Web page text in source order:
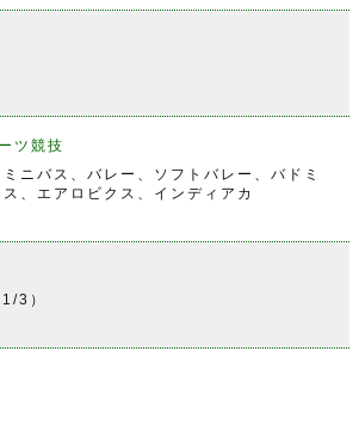
ツ競技
ニバス、バレー、ソフトバレー、バドミ
、エアロビクス、インディアカ
3）